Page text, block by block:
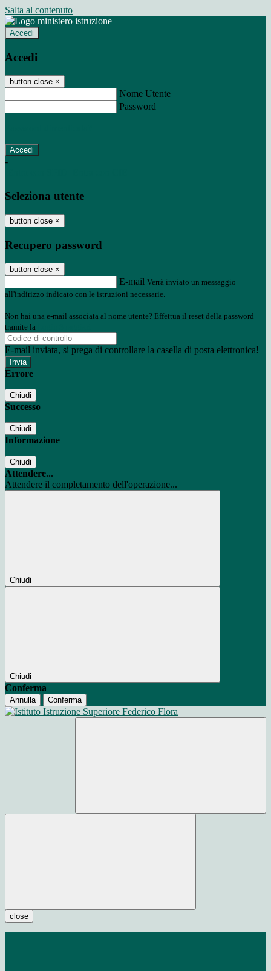
Salta al contenuto
Accedi
Accedi
button close ×
Nome Utente
Password
-
Seleziona utente
button close ×
Recupero password
button close ×
E-mail Verrà inviato un messaggio
all'indirizzo indicato con le istruzioni necessarie.
Non hai una e-mail associata al nome utente? Effettua il reset della password
tramite la
E-mail inviata, si prega di controllare la casella di posta elettronica!
Errore
Chiudi
Successo
Chiudi
Informazione
Chiudi
Attendere...
Attendere il completamento dell'operazione...
Chiudi
Chiudi
Conferma
Annulla Conferma
close